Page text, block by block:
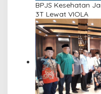
BPJS Kesehatan
3T Lewat VIOLA